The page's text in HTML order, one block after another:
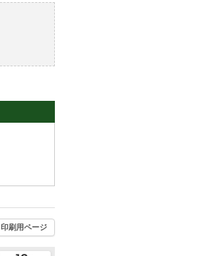
印刷用ページ